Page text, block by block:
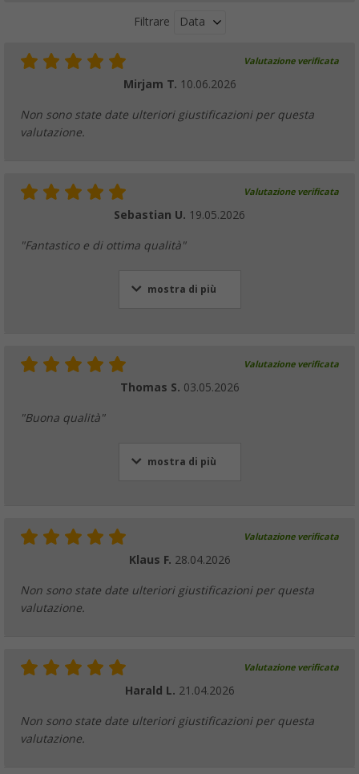
(14)
da3,99€6,99€
57,99€
da4, € 7, €
Filtrare Data
Valutazione verificata
Mirjam T. 10.06.2026
Non sono state date ulteriori giustificazioni per questa
valutazione.
Valutazione verificata
Sebastian U. 19.05.2026
"Fantastico e di ottima qualità"
mostra di più
Valutazione verificata
Thomas S. 03.05.2026
"Buona qualità"
mostra di più
Valutazione verificata
Klaus F. 28.04.2026
Non sono state date ulteriori giustificazioni per questa
valutazione.
Valutazione verificata
Harald L. 21.04.2026
Non sono state date ulteriori giustificazioni per questa
valutazione.